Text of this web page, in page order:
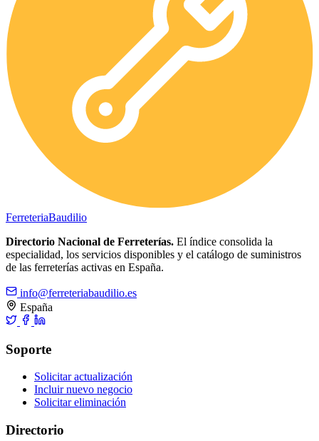
FerreteriaBaudilio
Directorio Nacional de Ferreterías. El índice consolida la
especialidad, los servicios disponibles y el catálogo de suministros
de las ferreterías activas en España.
info@ferreteriabaudilio.es
España
Soporte
Solicitar actualización
Incluir nuevo negocio
Solicitar eliminación
Directorio